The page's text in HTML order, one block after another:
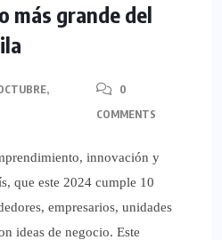
más grande del
0
COMMENTS
innovación y
que este 2024 cumple 10
empresarios, unidades
ideas de negocio. Este